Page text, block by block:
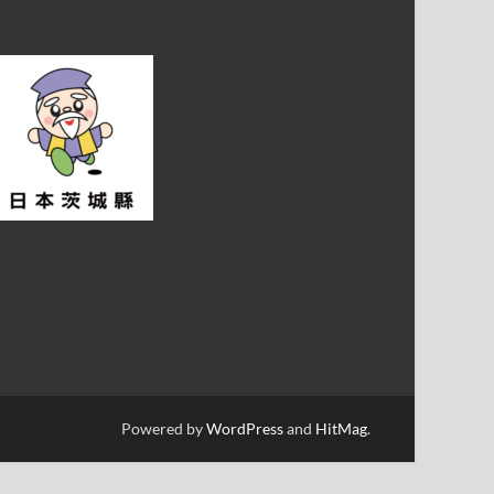
Powered byWordPressand HitMag.